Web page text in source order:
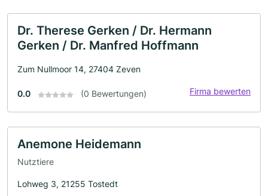
Dr. Therese Gerken / Dr. Hermann
Gerken / Dr. Manfred Hoffmann
Zum Nullmoor 14, 27404 Zeven
0.0 (0 Bewertungen) Firma bewerten
Anemone Heidemann
Nutztiere
Lohweg 3, 21255 Tostedt